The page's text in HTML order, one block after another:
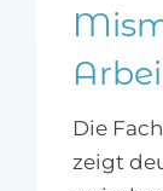
Die
zeigt